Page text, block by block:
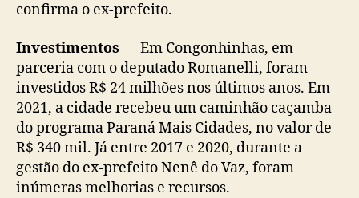
confirma o ex-prefeito.
Investimentos — Em Congonhinhas, em
parceria com o deputado Romanelli, foram
investidos R$ 24 milhões nos últimos anos. Em
2021, a cidade recebeu um caminhão caçamba
do programa Paraná Mais Cidades, no valor de
R$ 340 mil. Já entre 2017 e 2020, durante a
gestão do ex-prefeito Nenê do Vaz, foram
inúmeras melhorias e recursos.